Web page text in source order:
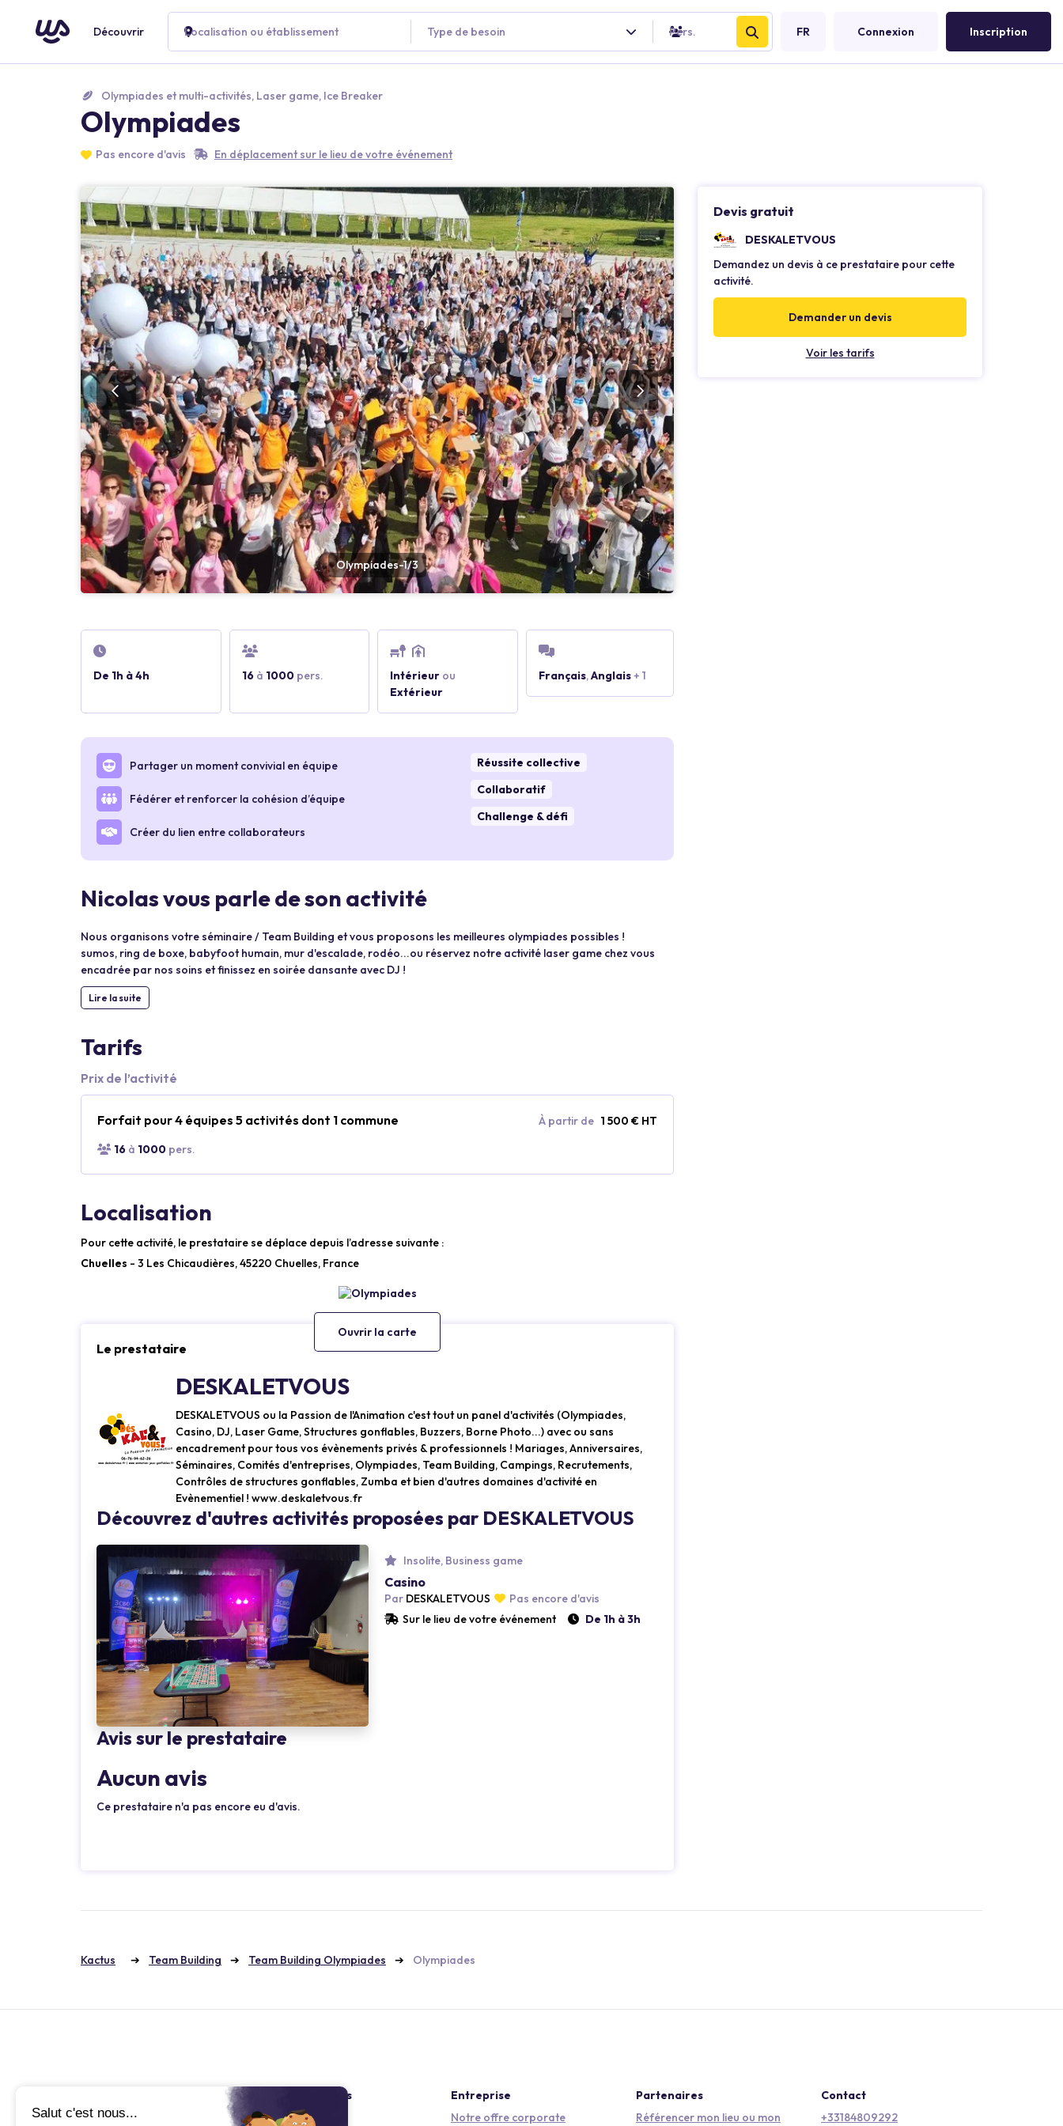
Découvrir Localisation ou établissement Type de besoin Pers. FR Connexion Inscription
Olympiades et multi-activités, Laser game, Ice Breaker
Olympiades
Pas encore d'avis En déplacement sur le lieu de votre événement
Olympiades-1/3
Devis gratuit
DESKALETVOUS
Demandez un devis à ce prestataire pour cette
activité.
Demander un devis
Voir les tarifs
De 1h à 4h 16à 1000pers. Intérieur ou
Extérieur
Français,Anglais+ 1
Partager un moment convivial en équipe
Fédérer et renforcer la cohésion d’équipe
Créer du lien entre collaborateurs
Réussite collective
Collaboratif
Challenge & défi
Nicolas vous parle de son activité
Nous organisons votre séminaire / Team Building et vous proposons les meilleures olympiades possibles !
sumos, ring de boxe, babyfoot humain, mur d'escalade, rodéo...ou réservez notre activité laser game chez vous
encadrée par nos soins et finissez en soirée dansante avec DJ !
Lire la suite
Tarifs
Prix de l’activité
Forfait pour 4 équipes 5 activités dont 1 commune À partir de 1 500 € HT
16 à 1000 pers.
Localisation
Pour cette activité, le prestataire se déplace depuis l’adresse suivante :
Chuelles - 3 Les Chicaudières, 45220 Chuelles, France
Ouvrir la carte
Le prestataire
DESKALETVOUS
DESKALETVOUS ou la Passion de l'Animation c'est tout un panel d'activités (Olympiades,
Casino, DJ, Laser Game, Structures gonflables, Buzzers, Borne Photo...) avec ou sans
encadrement pour tous vos évènements privés & professionnels ! Mariages, Anniversaires,
Séminaires, Comités d'entreprises, Olympiades, Team Building, Campings, Recrutements,
Contrôles de structures gonflables, Zumba et bien d'autres domaines d'activité en
Evènementiel ! www.deskaletvous.fr
Découvrez d'autres activités proposées par DESKALETVOUS
Loading... Loading...
Insolite, Business game
Casino
Par DESKALETVOUS
Pas encore d'avis
Sur le lieu de votre événement
De 1h à 3h
Avis sur le prestataire
Aucun avis
Ce prestataire n'a pas encore eu d'avis.
Kactus Team Building Team Building Olympiades Olympiades
À propos
Retrouvez nous
Blog
Entreprise
Notre offre corporate
Partenaires
Référencer mon lieu ou mon
Contact
+33184809292